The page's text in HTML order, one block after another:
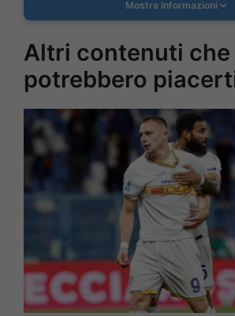
Mostra Informazioni
Altri contenuti che
potrebbero